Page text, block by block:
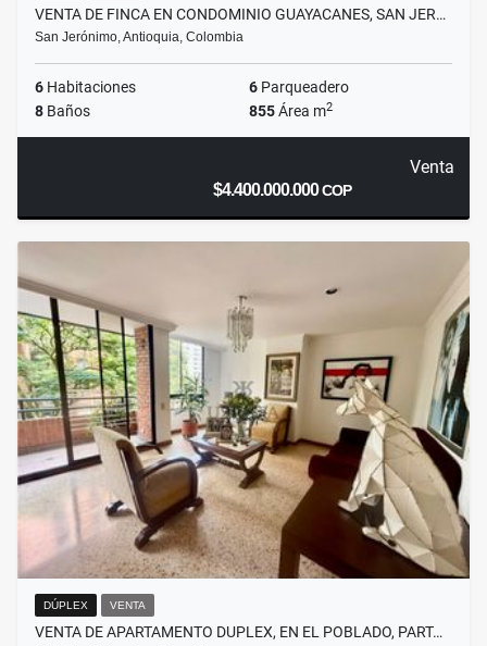
VENTA DE FINCA EN CONDOMINIO GUAYACANES, SAN JER…
San Jerónimo, Antioquia, Colombia
6 Habitaciones 6 Parqueadero
8 Baños 855Área m2
Venta
$4.400.000.000COP
DÚPLEX VENTA
VENTA DE APARTAMENTO DUPLEX, EN EL POBLADO, PART…